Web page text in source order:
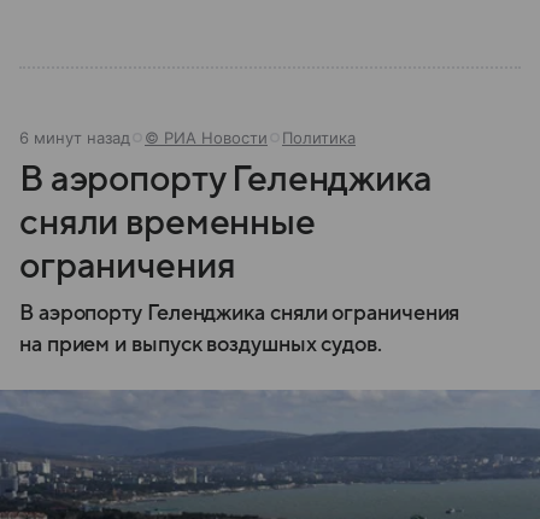
6 минут назад © РИА Новости Политика
В аэропорту Геленджика
сняли временные
ограничения
В аэропорту Геленджика сняли ограничения
на прием и выпуск воздушных судов.